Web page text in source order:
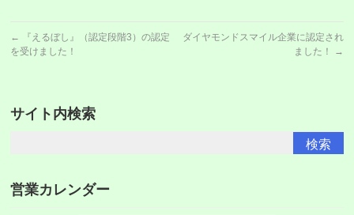
←
『えるぼし』（認定段階3）の認定
を受けました！
ダイヤモンドスマイル企業に認定され
ました！
→
サイト内検索
営業カレンダー